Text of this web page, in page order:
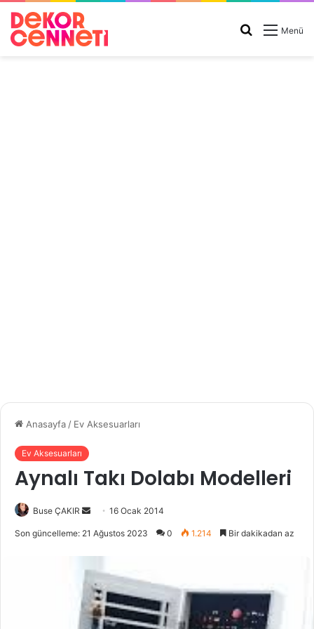
Menü
Arama
Anasayfa / Ev Aksesuarları
Ev Aksesuarları
Aynalı Takı Dolabı Modelleri
Buse ÇAKIR
p
o
16 Ocak 2014
Son güncelleme: 21 Ağustos 2023 0 1.214 Bir dakikadan az